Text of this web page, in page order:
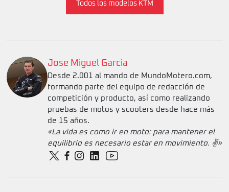
Todos los modelos KTM
Jose Miguel Garcia
Desde 2.001 al mando de MundoMotero.com,
formando parte del equipo de redacción de
competición y producto, así como realizando
pruebas de motos y scooters desde hace más
de 15 años.
«La vida es como ir en moto: para mantener el
equilibrio es necesario estar en movimiento. ✌️»